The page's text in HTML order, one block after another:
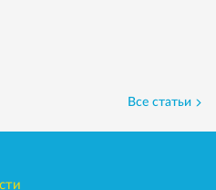
Все статьи